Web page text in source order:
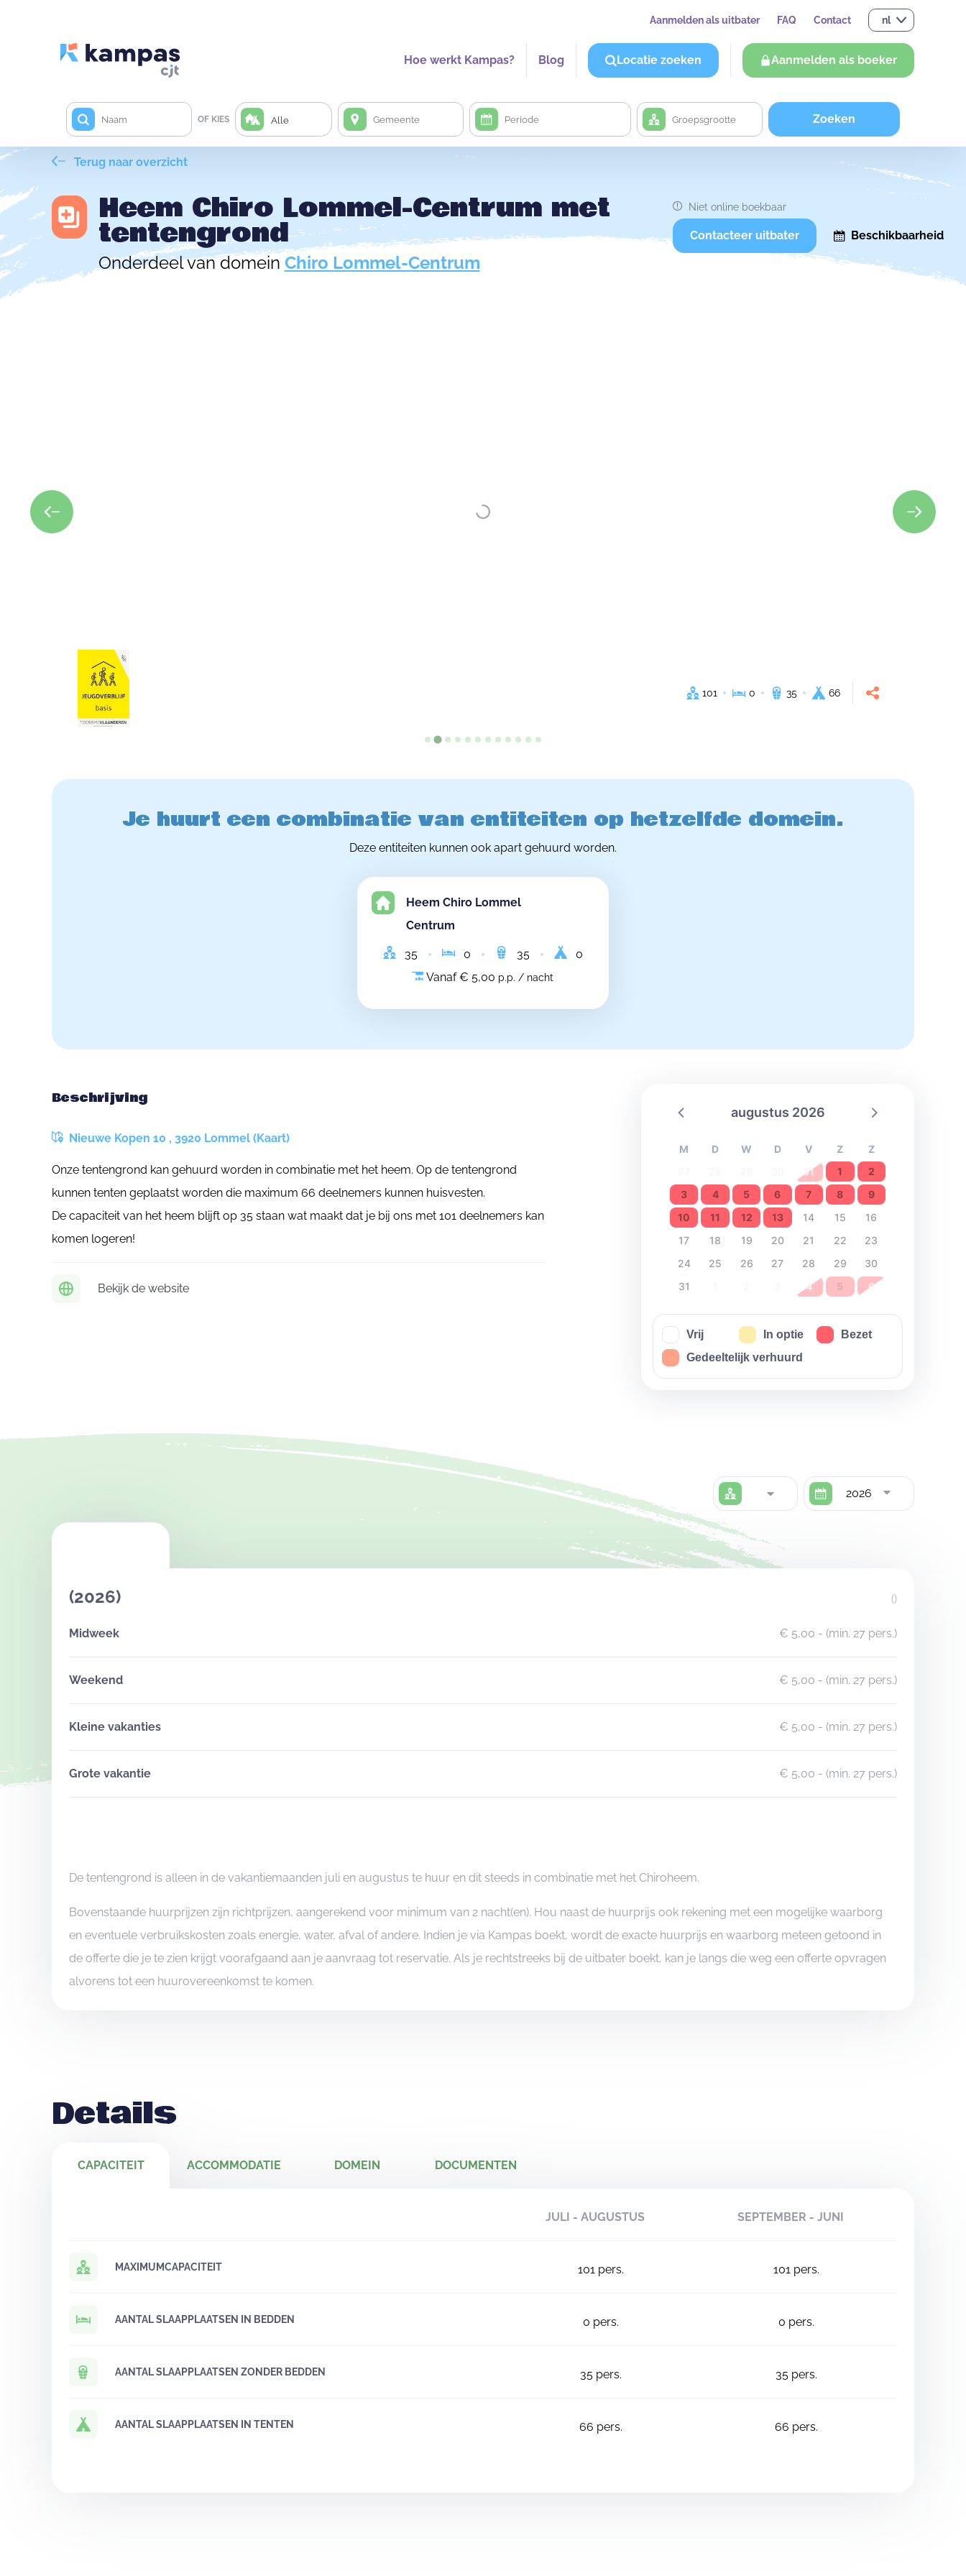
Aanmelden als uitbater FAQ Contact nl
Hoe werkt Kampas? Blog Locatie zoeken Aanmelden als boeker
OF KIES Alle Zoeken
Terug naar overzicht
Heem Chiro Lommel-Centrum met
tentengrond
Onderdeel van domein Chiro Lommel-Centrum
Niet online boekbaar
Contacteer uitbater Beschikbaarheid
101 0 35 66
Je huurt een combinatie van entiteiten op hetzelfde domein.
Deze entiteiten kunnen ook apart gehuurd worden.
Heem Chiro Lommel
Centrum
35 0 35
0
Vanaf € 5,00 p.p. / nacht
Beschrijving
Nieuwe Kopen 10 , 3920 Lommel (Kaart)
Onze tentengrond kan gehuurd worden in combinatie met het heem. Op de tentengrond
kunnen tenten geplaatst worden die maximum 66 deelnemers kunnen huisvesten.
De capaciteit van het heem blijft op 35 staan wat maakt dat je bij ons met 101 deelnemers kan
komen logeren!
Bekijk de website
augustus 2026
M D W D V Z
Z
31 1
2
3
4 5 6 7 8
9
10
11 12 13 14 15
16
17
18 19 20 21 22
23
24
25 26 27 28 29
30
31
4 5 6
Vrij In optie
Bezet
Gedeeltelijk verhuurd
2026
(2026) ()
Midweek € 5,00 - (min. 27 pers.)
Weekend € 5,00 - (min. 27 pers.)
Kleine vakanties € 5,00 - (min. 27 pers.)
Grote vakantie € 5,00 - (min. 27 pers.)
De tentengrond is alleen in de vakantiemaanden juli en augustus te huur en dit steeds in combinatie met het Chiroheem.
Bovenstaande huurprijzen zijn richtprijzen, aangerekend voor minimum van 2 nacht(en). Hou naast de huurprijs ook rekening met een mogelijke waarborg
en eventuele verbruikskosten zoals energie, water, afval of andere. Indien je via Kampas boekt, wordt de exacte huurprijs en waarborg meteen getoond in
de offerte die je te zien krijgt voorafgaand aan je aanvraag tot reservatie. Als je rechtstreeks bij de uitbater boekt, kan je langs die weg een offerte opvragen
alvorens tot een huurovereenkomst te komen.
Details
CAPACITEIT ACCOMMODATIE DOMEIN DOCUMENTEN
JULI - AUGUSTUS SEPTEMBER - JUNI
MAXIMUMCAPACITEIT 101 pers. 101pers.
AANTAL SLAAPPLAATSEN IN BEDDEN 0 pers. 0 pers.
AANTAL SLAAPPLAATSEN ZONDER BEDDEN 35 pers. 35pers.
AANTAL SLAAPPLAATSEN IN TENTEN 66 pers. 66 pers.